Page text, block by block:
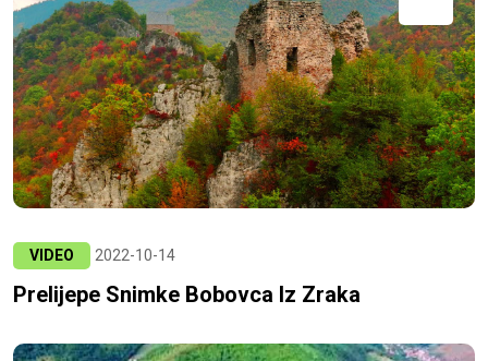
VIDEO 2022-10-14
Prelijepe Snimke Bobovca Iz Zraka